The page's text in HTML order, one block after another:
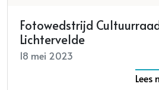
Fotowedstrijd
Lichtervelde
18 mei 2023
Lees